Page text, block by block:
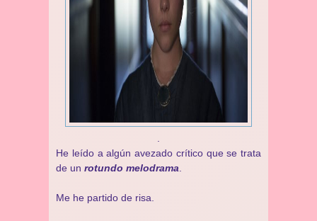
He leído a algún avezado crítico que se trata
de un rotundo melodrama
Me he partido de risa.